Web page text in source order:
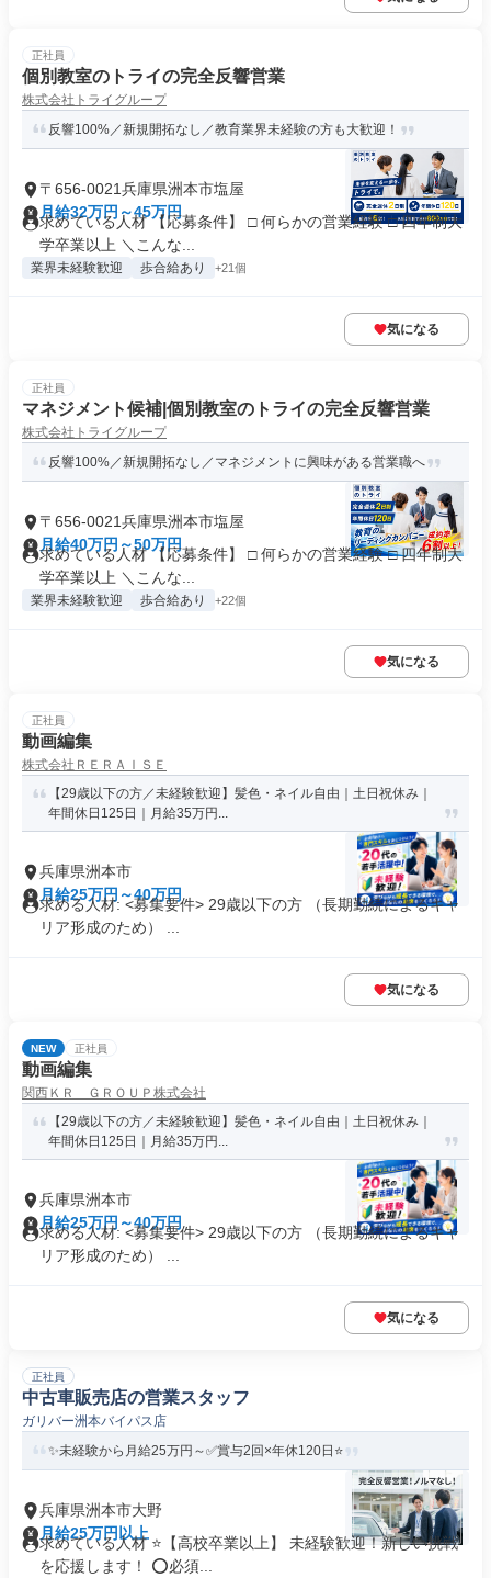
正社員
個別教室のトライの完全反響営業
株式会社トライグループ
反響100%／新規開拓なし／教育業界未経験の方も大歓迎！
〒656-0021兵庫県洲本市塩屋
月給32万円～45万円
求めている人材 【応募条件】 □ 何らかの営業経験 □ 四年制大
学卒業以上 ＼こんな...
業界未経験歓迎 歩合給あり +21個
気になる
正社員
マネジメント候補|個別教室のトライの完全反響営業
株式会社トライグループ
反響100%／新規開拓なし／マネジメントに興味がある営業職へ
〒656-0021兵庫県洲本市塩屋
月給40万円～50万円
求めている人材 【応募条件】 □ 何らかの営業経験 □ 四年制大
学卒業以上 ＼こんな...
業界未経験歓迎 歩合給あり +22個
気になる
正社員
動画編集
株式会社ＲＥＲＡＩＳＥ
【29歳以下の方／未経験歓迎】髪色・ネイル自由｜土日祝休み｜
年間休日125日｜月給35万円...
兵庫県洲本市
月給25万円～40万円
求める人材: <募集要件> 29歳以下の方 （長期勤続によるキャ
リア形成のため） ...
気になる
NEW 正社員
動画編集
関西ＫＲ ＧＲＯＵＰ株式会社
【29歳以下の方／未経験歓迎】髪色・ネイル自由｜土日祝休み｜
年間休日125日｜月給35万円...
兵庫県洲本市
月給25万円～40万円
求める人材: <募集要件> 29歳以下の方 （長期勤続によるキャ
リア形成のため） ...
気になる
正社員
中古車販売店の営業スタッフ
ガリバー洲本バイパス店
✨️未経験から月給25万円～✅️賞与2回×年休120日⭐
兵庫県洲本市大野
月給25万円以上
求めている人材 ⭐️【高校卒業以上】 未経験歓迎！新しい挑戦
を応援します！ ⭕️必須...